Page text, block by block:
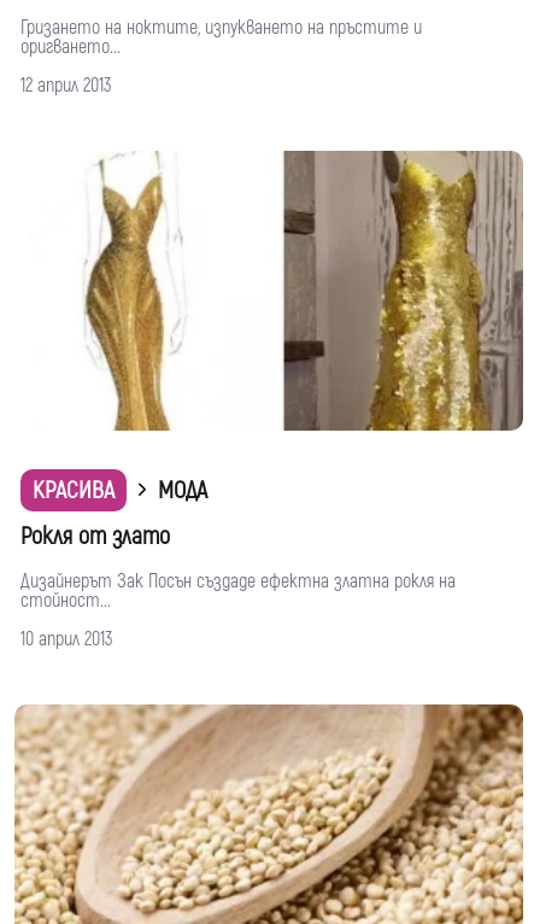
Гризането на ноктите, изпукването на пръстите и
оригването...
12 април 2013
КРАСИВА
МОДА
Рокля от злато
Дизайнерът Зак Посън създаде ефектна златна рокля на
стойност...
10 април 2013